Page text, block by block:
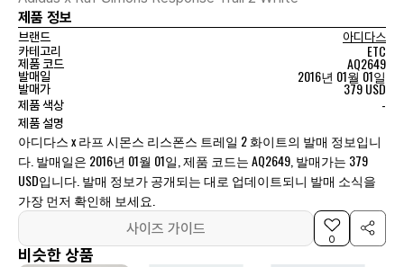
제품 정보
브랜드
아디다스
카테고리
ETC
제품 코드 AQ2649
발매일 2016년 01월 01일
발매가 379 USD
제품 색상 -
제품 설명
아디다스 x 라프 시몬스 리스폰스 트레일 2 화이트의 발매 정보입니
다. 발매일은 2016년 01월 01일, 제품 코드는 AQ2649, 발매가는 379
USD입니다. 발매 정보가 공개되는 대로 업데이트되니 발매 소식을
가장 먼저 확인해 보세요.
사이즈 가이드
0
비슷한 상품